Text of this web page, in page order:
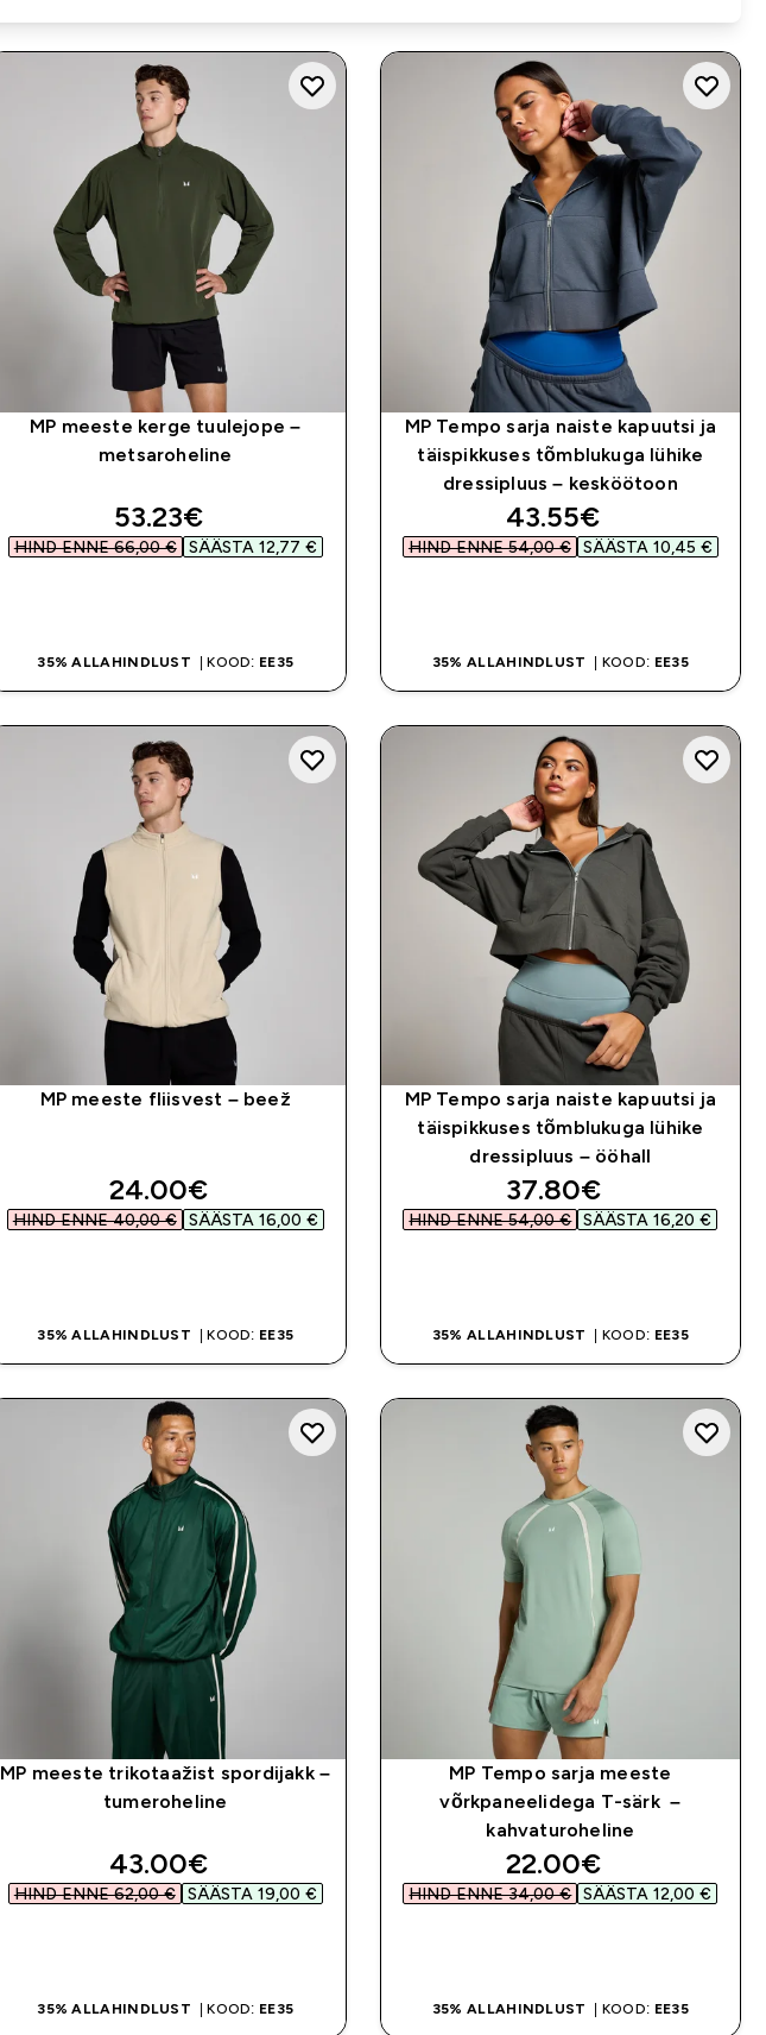
MP meeste kerge tuulejope –
metsaroheline
discounted price
53.23€‎
HIND ENNE 66,00 €‎ SÄÄSTA 12,77 €‎
35% ALLAHINDLUST | KOOD: EE35
MP Tempo sarja naiste kapuutsi ja
täispikkuses tõmblukuga lühike
dressipluus – kesköötoon
discounted price
43.55€‎
HIND ENNE 54,00 €‎ SÄÄSTA 10,45 €‎
35% ALLAHINDLUST | KOOD: EE35
MP meeste fliisvest – beež
discounted price
24.00€‎
HIND ENNE 40,00 €‎ SÄÄSTA 16,00 €‎
35% ALLAHINDLUST | KOOD: EE35
MP Tempo sarja naiste kapuutsi ja
täispikkuses tõmblukuga lühike
dressipluus – ööhall
discounted price
37.80€‎
HIND ENNE 54,00 €‎ SÄÄSTA 16,20 €‎
35% ALLAHINDLUST | KOOD: EE35
MP meeste trikotaažist spordijakk –
tumeroheline
discounted price
43.00€‎
HIND ENNE 62,00 €‎ SÄÄSTA 19,00 €‎
35% ALLAHINDLUST | KOOD: EE35
MP Tempo sarja meeste
võrkpaneelidega T-särk –
kahvaturoheline
discounted price
22.00€‎
HIND ENNE 34,00 €‎ SÄÄSTA 12,00 €‎
35% ALLAHINDLUST | KOOD: EE35